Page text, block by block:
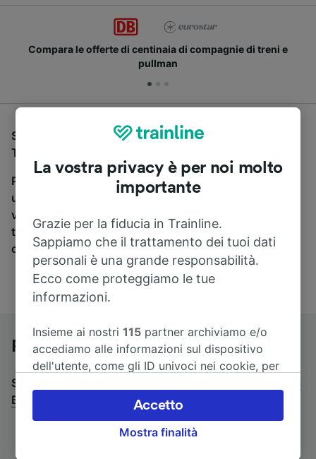
Compara le offerte di centinaia di compagnie di treni e
pullman
Se stai cercando un pullman per viaggiare da
Tübingen Hbf a Basel SBB, sei nel posto giusto.
Per trovare i biglietti dei pullman, è sufficiente avviare
una ricerca in alto, e compareremo i tempi e i costi del
viaggio in treno e in pullman. Con Trainline puoi
trovare i biglietti per viaggiare con oltre 170
compagnie ferroviarie e dei pullman.
Pullman da Tübingen Hbf a Basel SBB
Stai cercando un viaggio di ritorno? Vai su
Basel SBB a Tübingen Hbf.
La vostra privacy è per noi molto
importante
Grazie per la fiducia in Trainline.
Sappiamo che il trattamento dei tuoi dati
personali è una grande responsabilità.
Ecco come proteggiamo le tue
informazioni.
Insieme ai nostri115 partner archiviamo e/o
accediamo alle informazioni sul dispositivo
dell'utente, come gli ID univoci nei cookie, per
accettare o gestire le proprie scelte facendo
clic di seguito, tra cui il proprio diritto di
opporsi sulla base di un interesse legittimo o
Mostra finalità
Accetto